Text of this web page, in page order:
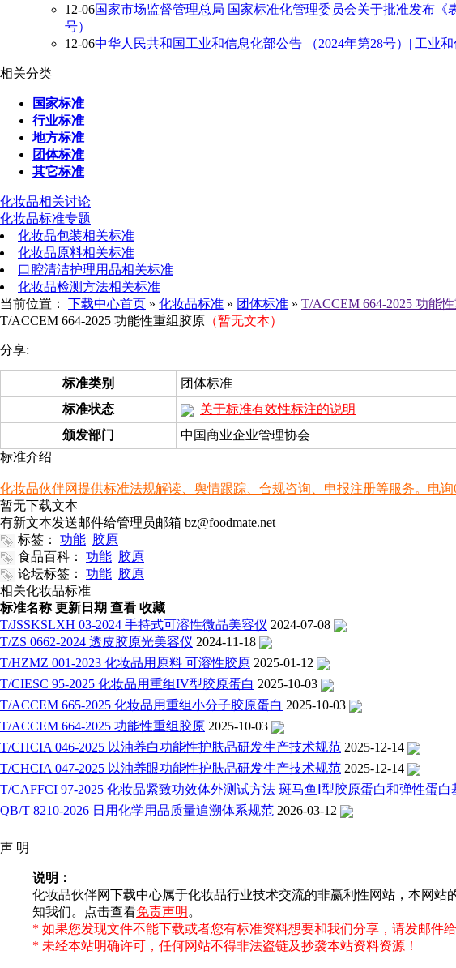
12-06国家市场监督管理总局 国家标准化管理委员会关于批准发布
号）
12-06中华人民共和国工业和信息化部公告 （2024年第28号）| 工业
相关分类
国家标准
行业标准
地方标准
团体标准
其它标准
化妆品相关讨论
化妆品标准专题
化妆品包装相关标准
化妆品原料相关标准
口腔清洁护理用品相关标准
化妆品检测方法相关标准
当前位置： 下载中心首页 » 化妆品标准 » 团体标准 » T/ACCEM 664-2025 功能
T/ACCEM 664-2025 功能性重组胶原 （暂无文本）
分享:
标准类别 团体标准
标准状态
关于标准有效性标注的说明
颁发部门
中国商业企业管理协会
标准介绍
化妆品伙伴网提供标准法规解读、舆情跟踪、合规咨询、申报注册等服务。电询
暂无下载文本
有新文本发送邮件给管理员邮箱 bz@foodmate.net
标签：
功能 胶原
食品百科：
功能 胶原
论坛标签：
功能 胶原
相关化妆品标准
标准名称 更新日期 查看 收藏
T/JSSKSLXH 03-2024 手持式可溶性微晶美容仪 2024-07-08
T/ZS 0662-2024 透皮胶原光美容仪 2024-11-18
T/HZMZ 001-2023 化妆品用原料 可溶性胶原 2025-01-12
T/CIESC 95-2025 化妆品用重组IV型胶原蛋白 2025-10-03
T/ACCEM 665-2025 化妆品用重组小分子胶原蛋白 2025-10-03
T/ACCEM 664-2025 功能性重组胶原 2025-10-03
T/CHCIA 046-2025 以油养白功能性护肤品研发生产技术规范 2025-12-14
T/CHCIA 047-2025 以油养眼功能性护肤品研发生产技术规范 2025-12-14
T/CAFFCI 97-2025 化妆品紧致功效体外测试方法 斑马鱼Ⅰ型胶原蛋白和弹性蛋白
QB/T 8210-2026 日用化学用品质量追溯体系规范 2026-03-12
声 明
说明：
化妆品伙伴网下载中心属于化妆品行业技术交流的非赢利性网站，本网
知我们。点击查看免责声明 。
* 如果您发现文件不能下载或者您有标准资料想要和我们分享，请发邮件给
* 未经本站明确许可，任何网站不得非法盗链及抄袭本站资料资源！